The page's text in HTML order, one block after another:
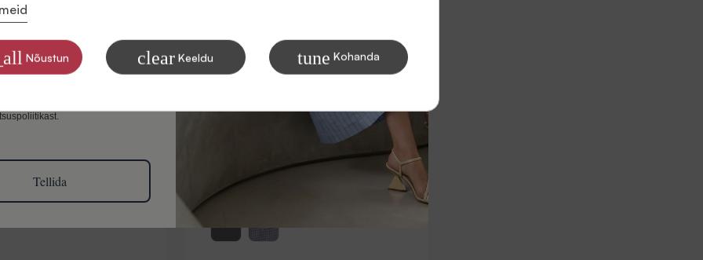
saama SIDONASE
e-posti
Tellida
Nõustun clear Keeldu tune Kohanda